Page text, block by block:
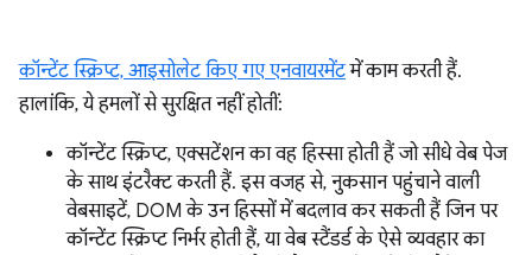
कॉन्टेंट स्क्रिप्ट, आइसोलेट किए गए एनवायरमेंटमें काम करती हैं.
हालांकि, ये हमलों से सुरक्षित नहीं होतीं:
कॉन्टेंट स्क्रिप्ट, एक्सटेंशन का वह हिस्सा होती हैं जो सीधे वेब पेज
के साथ इंटरैक्ट करती हैं. इस वजह से, नुकसान पहुंचाने वाली
वेबसाइटें, DOM के उन हिस्सों में बदलाव कर सकती हैं जिन पर
कॉन्टेंट स्क्रिप्ट निर्भर होती हैं, या वेब स्टैंडर्ड के ऐसे व्यवहार का